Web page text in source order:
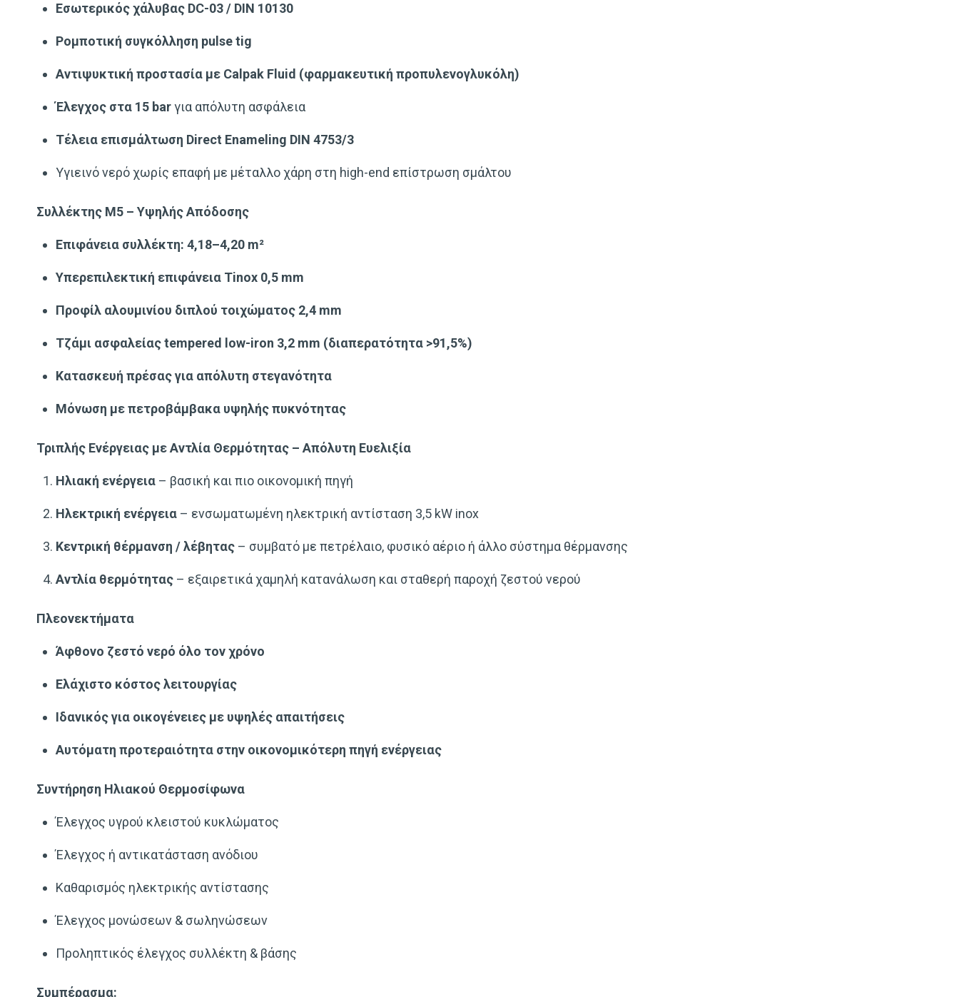
Εσωτερικός χάλυβας DC-03 / DIN 10130
Ρομποτική συγκόλληση pulse tig
Αντιψυκτική προστασία με Calpak Fluid (φαρμακευτική προπυλενογλυκόλη)
Έλεγχος στα 15 barγια απόλυτη ασφάλεια
Τέλεια επισμάλτωση Direct Enameling DIN 4753/3
Υγιεινό νερό χωρίς επαφή με μέταλλο χάρη στη high-end επίστρωση σμάλτου
Συλλέκτης M5 – Υψηλής Απόδοσης
Επιφάνεια συλλέκτη: 4,18–4,20 m²
Υπερεπιλεκτική επιφάνεια Tinox 0,5 mm
Προφίλ αλουμινίου διπλού τοιχώματος 2,4 mm
Τζάμι ασφαλείας tempered low-iron 3,2 mm (διαπερατότητα >91,5%)
Κατασκευή πρέσας για απόλυτη στεγανότητα
Μόνωση με πετροβάμβακα υψηλής πυκνότητας
Τριπλής Ενέργειας με Αντλία Θερμότητας – Απόλυτη Ευελιξία
Ηλιακή ενέργεια – βασική και πιο οικονομική πηγή
Ηλεκτρική ενέργεια – ενσωματωμένη ηλεκτρική αντίσταση 3,5 kW inox
Κεντρική θέρμανση / λέβητας – συμβατό με πετρέλαιο, φυσικό αέριο ή άλλο σύστημα θέρμανσης
Αντλία θερμότητας – εξαιρετικά χαμηλή κατανάλωση και σταθερή παροχή ζεστού νερού
Πλεονεκτήματα
Άφθονο ζεστό νερό όλο τον χρόνο
Ελάχιστο κόστος λειτουργίας
Ιδανικός για οικογένειες με υψηλές απαιτήσεις
Αυτόματη προτεραιότητα στην οικονομικότερη πηγή ενέργειας
Συντήρηση Ηλιακού Θερμοσίφωνα
Έλεγχος υγρού κλειστού κυκλώματος
Έλεγχος ή αντικατάσταση ανόδιου
Καθαρισμός ηλεκτρικής αντίστασης
Έλεγχος μονώσεων & σωληνώσεων
Προληπτικός έλεγχος συλλέκτη & βάσης
Συμπέρασμα: